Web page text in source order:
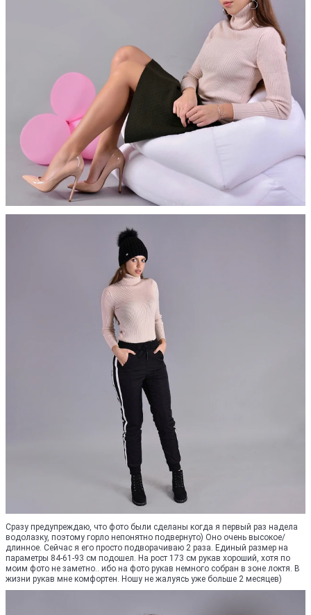
Сразу предупреждаю, что фото были сделаны когда я первый раз надела
водолазку, поэтому горло непонятно подвернуто) Оно очень высокое/
длинное. Сейчас я его просто подворачиваю 2 раза. Единый размер на
параметры 84-61-93 см подошел. На рост 173 см рукав хороший, хотя по
моим фото не заметно.. ибо на фото рукав немного собран в зоне локтя. В
жизни рукав мне комфортен. Ношу не жалуясь уже больше 2 месяцев)